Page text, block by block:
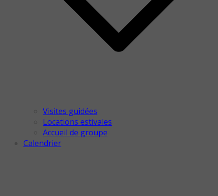
Visites guidées
Locations estivales
Accueil de groupe
Calendrier